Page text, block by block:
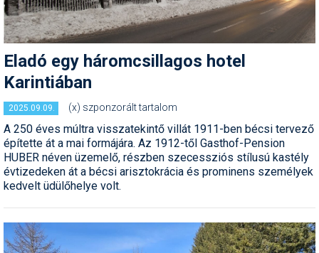
Snowboard
Sportorvos
Szakértők
Szánkó
Szótárak
Telemark
Termékajánló
Eladó egy háromcsillagos hotel
Karintiában
2025.09.09. (x) szponzorált tartalom
A 250 éves múltra visszatekintő villát 1911-ben bécsi tervező
építette át a mai formájára. Az 1912-től Gasthof-Pension
HUBER néven üzemelő, részben szecessziós stílusú kastély
évtizedeken át a bécsi arisztokrácia és prominens személyek
kedvelt üdülőhelye volt.